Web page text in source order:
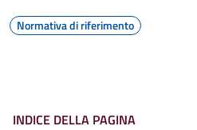
Normativa di riferimento
INDICE DELLA PAGINA